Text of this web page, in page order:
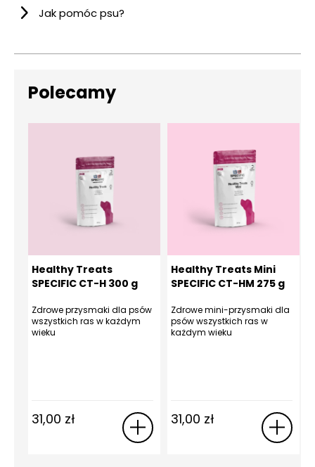
Jak pomóc psu?
Polecamy
Healthy Treats
SPECIFIC CT-H 300 g
Zdrowe przysmaki dla psów
wszystkich ras w każdym
wieku
31,00 zł
Healthy Treats Mini
SPECIFIC CT-HM 275 g
Zdrowe mini-przysmaki dla
psów wszystkich ras w
każdym wieku
31,00 zł